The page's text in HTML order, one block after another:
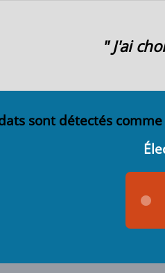
" J'ai
sont détectés